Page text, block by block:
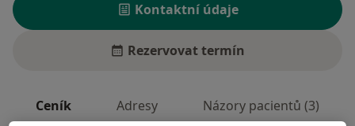
Kontaktní údaje
Rezervovat termín
Ceník Adresy Názory pacientů (3)